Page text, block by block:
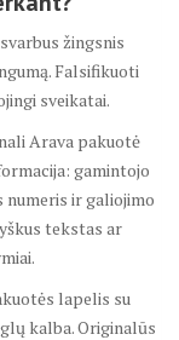
žingsnis
Falsifikuoti
sveikatai.
Arava pakuotė
gamintojo
numeris ir galiojimo
tekstas ar
lapelis su
kalba. Originalūs